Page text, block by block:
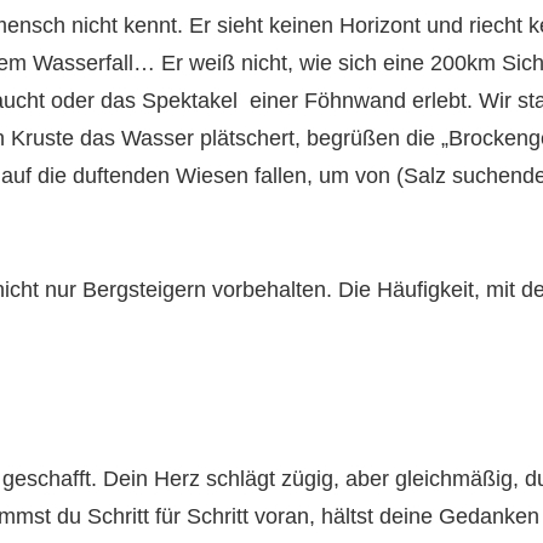
nicht kennt. Er sieht keinen Horizont und riecht
Wasserfall… Er weiß nicht, wie sich eine 200km
oder das Spektakel einer Föhnwand erlebt. Wir
das Wasser plätschert, begrüßen die
die duftenden Wiesen fallen, um von (Salz
nur Bergsteigern vorbehalten. Die Häufigkeit, mit
Dein Herz schlägt zügig, aber gleichmäßig,
du Schritt für Schritt voran, hältst deine